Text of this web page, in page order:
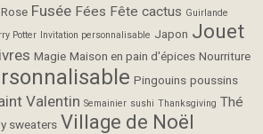
Fusée Fées Fête cactus Guirlande
Potter Invitation personnalisable Japon Jouet
Magie Maison en pain d'épices Nourriture
Pingouins poussins
Valentin Semainier sushi Thanksgiving Thé
sweaters Village de Noël